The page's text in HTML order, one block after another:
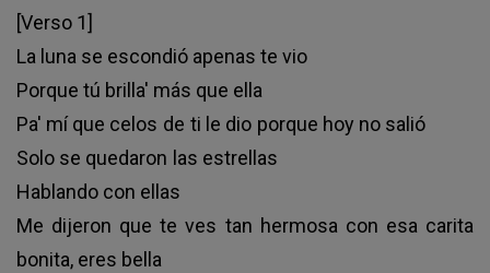
[Verso 1]
La luna se escondió apenas te vio
Porque tú brilla' más que ella
Pa' mí que celos de ti le dio porque hoy no salió
Solo se quedaron las estrellas
Hablando con ellas
Me dijeron que te ves tan hermosa con esa carita
bonita, eres bella